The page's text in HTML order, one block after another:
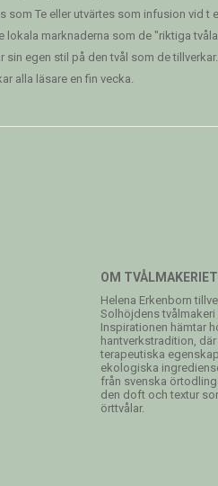
som Te eller utvärtes som infusion
lokala marknaderna som de "riktiga
egen stil på den tvål som de
alla läsare en fin vecka.
OM TVÅLMAKERIET
Helena Erkenborn
Solhöjdens
Inspirationen hämtar
hantverkstradition,
terapeutiska
ekologiska
från svenska
den doft och textur
örttvålar.